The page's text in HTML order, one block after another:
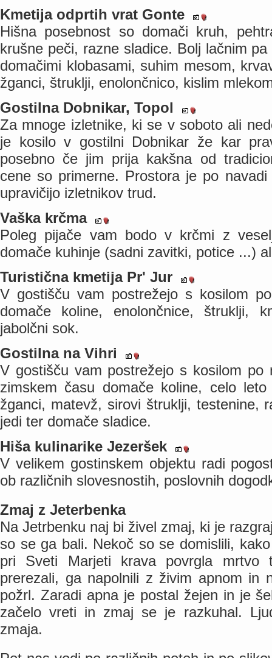
Kmetija odprtih vrat Gonte
Hišna posebnost so domači kruh,
krušne peči, razne sladice. Bolj lačnim
domačimi klobasami, suhim mesom,
žganci, štruklji, enolončnico, kislim
Gostilna Dobnikar, Topol
Za mnoge izletnike, ki se v soboto ali
je kosilo v gostilni Dobnikar že kar
posebno če jim prija kakšna od
cene so primerne. Prostora je po
upravičijo izletnikov trud.
Vaška krčma
Poleg pijače vam bodo v krčmi z
domače kuhinje (sadni zavitki, potice ...)
Turistična kmetija Pr' Jur
V gostišču vam postrežejo s kosilom
domače koline, enolončnice, štruklji,
jabolčni sok.
Gostilna na Vihri
V gostišču vam postrežejo s kosilom po
zimskem času domače koline, celo
žganci, matevž, sirovi štruklji, testenine,
jedi ter domače sladice.
Hiša kulinarike Jezeršek
V velikem gostinskem objektu radi
ob različnih slovesnostih, poslovnih
Zmaj z Jeterbenka
Na Jetrbenku naj bi živel zmaj, ki je
so se ga bali. Nekoč so se domislili,
pri Sveti Marjeti krava povrgla mrtvo
prerezali, ga napolnili z živim apnom in
požrl. Zaradi apna je postal žejen in je
začelo vreti in zmaj se je razkuhal.
zmaja.